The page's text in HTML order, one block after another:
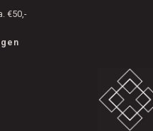
€50,-